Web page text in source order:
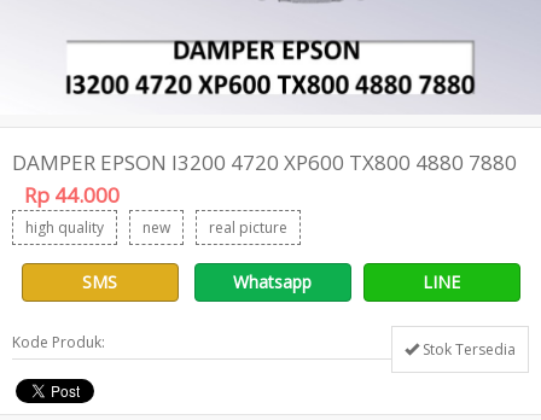
DAMPER EPSON I3200 4720 XP600 TX800 4880 7880
Rp 44.000
high quality new real picture
SMS Whatsapp LINE
Kode Produk: Stok Tersedia